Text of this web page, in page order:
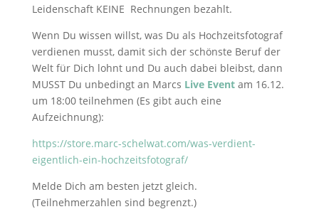
Leidenschaft KEINE Rechnungen bezahlt.
Wenn Du wissen willst, was Du als Hochzeitsfotograf
verdienen musst, damit sich der schönste Beruf der
Welt für Dich lohnt und Du auch dabei bleibst, dann
MUSST Du unbedingt an Marcs Live Eventam 16.12.
um 18:00 teilnehmen (Es gibt auch eine
Aufzeichnung):
https://store.marc-schelwat.com/was-verdient-
eigentlich-ein-hochzeitsfotograf/
Melde Dich am besten jetzt gleich.
(Teilnehmerzahlen sind begrenzt.)